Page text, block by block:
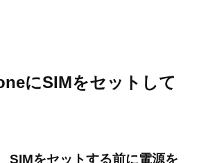
にSIMをセットして
SIMをセットする前に電源を